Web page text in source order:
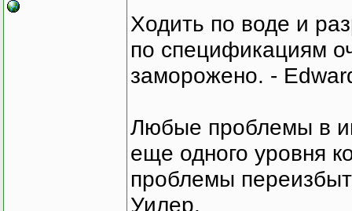
Ходить по воде и
по спецификациям
заморожено. -
Любые проблемы в
еще одного уровня
проблемы
Уилер.